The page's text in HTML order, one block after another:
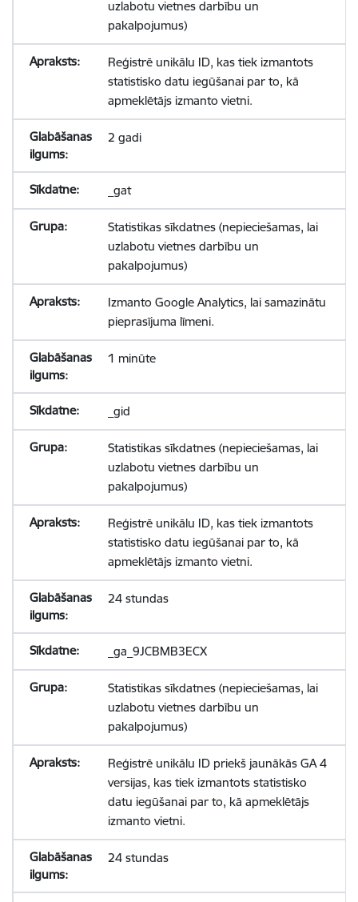
uzlabotu vietnes darbību un
pakalpojumus)
Reģistrē unikālu ID, kas tiek izmantots
statistisko datu iegūšanai par to, kā
apmeklētājs izmanto vietni.
2 gadi
_gat
Statistikas sīkdatnes (nepieciešamas, lai
uzlabotu vietnes darbību un
pakalpojumus)
Izmanto Google Analytics, lai samazinātu
pieprasījuma līmeni.
1 minūte
_gid
Statistikas sīkdatnes (nepieciešamas, lai
uzlabotu vietnes darbību un
pakalpojumus)
Reģistrē unikālu ID, kas tiek izmantots
statistisko datu iegūšanai par to, kā
apmeklētājs izmanto vietni.
24 stundas
_ga_9JCBMB3ECX
Statistikas sīkdatnes (nepieciešamas, lai
uzlabotu vietnes darbību un
pakalpojumus)
Reģistrē unikālu ID priekš jaunākās GA 4
versijas, kas tiek izmantots statistisko
datu iegūšanai par to, kā apmeklētājs
izmanto vietni.
24 stundas